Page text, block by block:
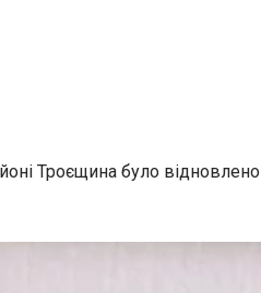
Троєщина було